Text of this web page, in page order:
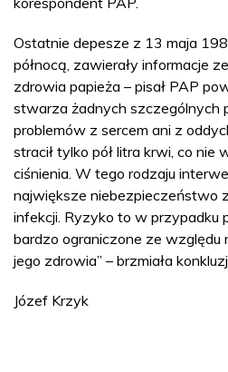
Ostatnie depesze z 13 maja
północą, zawierały informacje
zdrowia papieża – pisał PAP
stwarza żadnych szczególnych
problemów z sercem ani z
stracił tylko pół litra krwi, co nie
ciśnienia. W tego rodzaju
największe niebezpieczeństwo
infekcji. Ryzyko to w przypadku
bardzo ograniczone ze względu
jego zdrowia” – brzmiała
Józef Krzyk